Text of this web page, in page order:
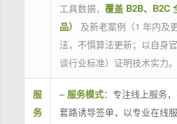
工具数据， 覆盖 B2B、B2C
品）
及新老案例（1 年内及
法，不惧算法更新；以自身
谈行业标准）证明技术实力。
服
务
– 服务模式：专注线上服务
套路诱导签单，以专业在线